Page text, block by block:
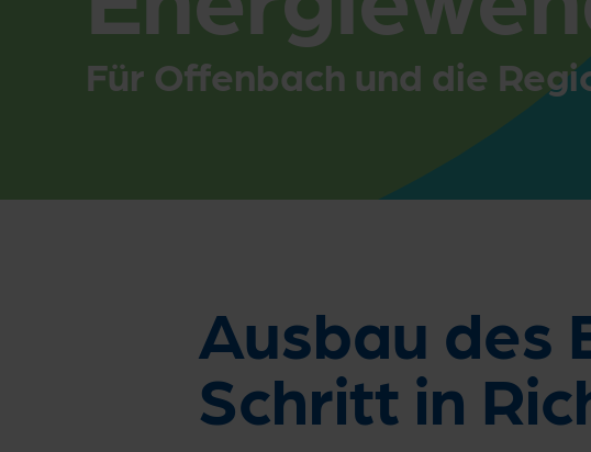
Für Offenbach und die
Ausbau des
Schritt in